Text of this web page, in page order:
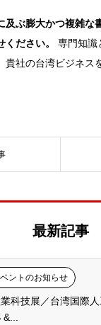
及ぶ膨大かつ複雑な
ださい。
専門知識
貴社の台湾ビジネス
最新記事
ントのお知らせ
科技展／台湾国際